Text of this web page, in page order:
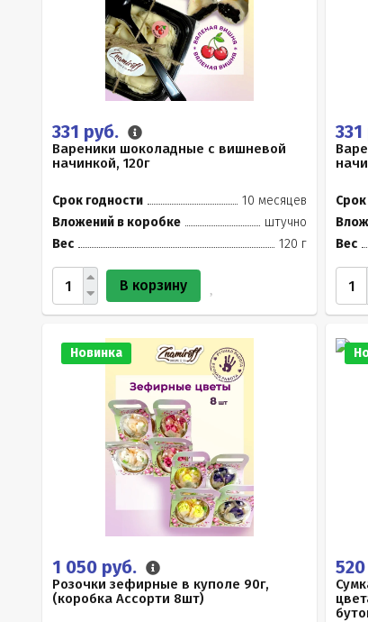
331 руб.
Вареники шоколадные с вишневой
начинкой, 120г
Срок годности
10 месяцев
Вложений в коробке
штучно
Вес
120 г
В корзину
Вес
Новинка
1 050 руб.
Розочки зефирные в куполе 90г,
(коробка Ассорти 8шт)